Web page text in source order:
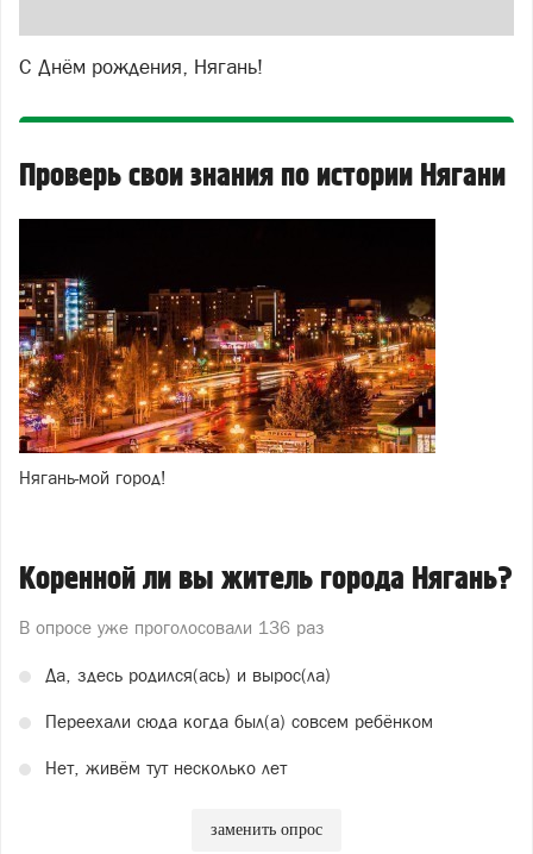
С Днём рождения, Нягань!
Проверь свои знания по истории Нягани
Нягань-мой город!
Коренной ли вы житель города Нягань?
В опросе уже проголосовали 136 раз
Да, здесь родился(ась) и вырос(ла)
Переехали сюда когда был(а) совсем ребёнком
Нет, живём тут несколько лет
заменить опрос